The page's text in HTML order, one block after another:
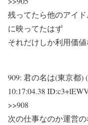
残ってたら他のアイ
に映ってたはず
それだけしか利用価
909: 君の名は(東京都) (
10:17:04.38
>>908
次の仕事なのか運営